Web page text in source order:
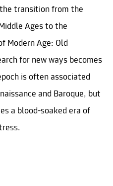
transition from the
Ages to the
Modern Age: Old
for new ways becomes
is often associated
and Baroque, but
a blood-soaked era of